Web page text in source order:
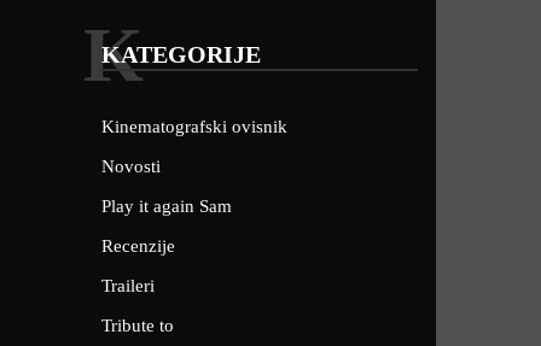
KATEGORIJE
K
Kinematografski ovisnik
Novosti
Play it again Sam
Recenzije
Traileri
Tribute to